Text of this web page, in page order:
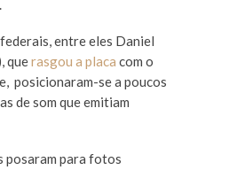
entre eles Daniel
querasgou a placa com o
posicionaram-se a poucos
de som que emitiam
posaram para fotos